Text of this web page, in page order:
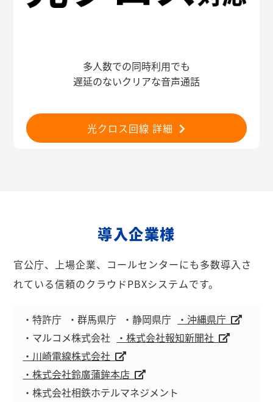
多人数での同時利用でも
遅延のないクリアな音声通話
光クロス回線 詳細
導入企業様
官公庁、上場企業、コールセンターにも多数導入さ
れている信頼のクラウドPBXシステムです。
・特許庁 ・群馬県庁 ・静岡県庁
・沖縄県庁
・マルコメ株式会社
・株式会社報知新聞社
・川崎電線株式会社
・株式会社鈴廣蒲鉾本店
・株式会社相鉄ホテルマネジメント